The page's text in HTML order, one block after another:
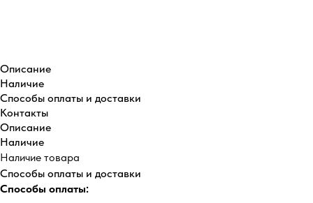
Описание
Наличие
Способы оплаты и доставки
Контакты
Описание
Наличие
Наличие товара
Способы оплаты и доставки
Способы оплаты: